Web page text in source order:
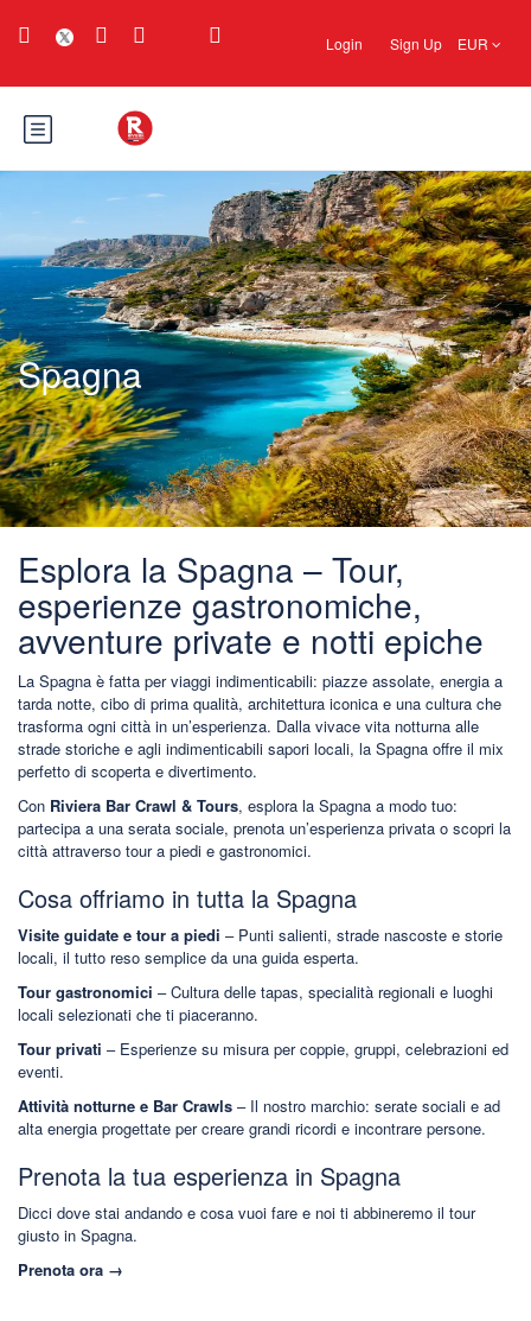
Login Sign Up EUR
Spagna
Esplora la Spagna – Tour,
esperienze gastronomiche,
avventure private e notti epiche
La Spagna è fatta per viaggi indimenticabili: piazze assolate, energia a
tarda notte, cibo di prima qualità, architettura iconica e una cultura che
trasforma ogni città in un’esperienza. Dalla vivace vita notturna alle
strade storiche e agli indimenticabili sapori locali, la Spagna offre il mix
perfetto di scoperta e divertimento.
Con Riviera Bar Crawl & Tours, esplora la Spagna a modo tuo:
partecipa a una serata sociale, prenota un’esperienza privata o scopri la
città attraverso tour a piedi e gastronomici.
Cosa offriamo in tutta la Spagna
Visite guidate e tour a piedi – Punti salienti, strade nascoste e storie
locali, il tutto reso semplice da una guida esperta.
Tour gastronomici – Cultura delle tapas, specialità regionali e luoghi
locali selezionati che ti piaceranno.
Tour privati – Esperienze su misura per coppie, gruppi, celebrazioni ed
eventi.
Attività notturne e Bar Crawls – Il nostro marchio: serate sociali e ad
alta energia progettate per creare grandi ricordi e incontrare persone.
Prenota la tua esperienza in Spagna
Dicci dove stai andando e cosa vuoi fare e noi ti abbineremo il tour
giusto in Spagna.
Prenota ora →